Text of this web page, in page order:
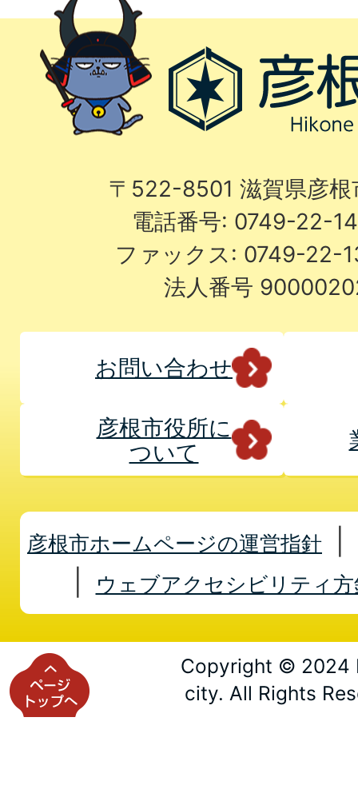
〒522-8501 滋賀県彦
電話番号: 0749-22-
ファックス: 0749-22-
法人番号
お問い合わせ
彦根市役所に
ついて
彦根市ホームページの運営指針
ウェブアクセシビリティ方
Copyright © 2024
city. All Rights